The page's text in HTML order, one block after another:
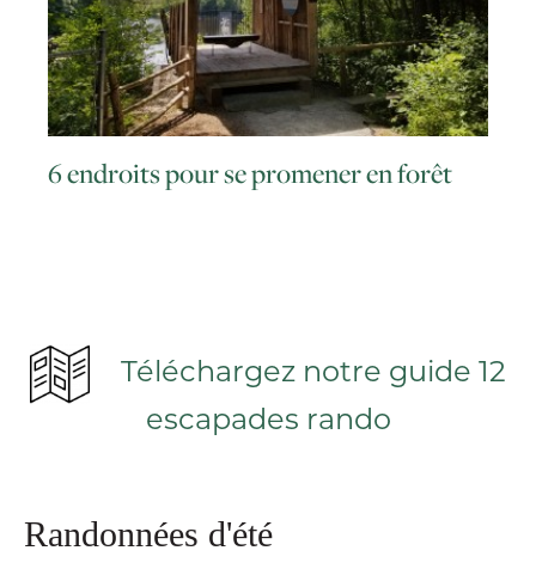
6 endroits pour se promener en forêt
Téléchargez notre guide 12
escapades rando
Randonnées d'été